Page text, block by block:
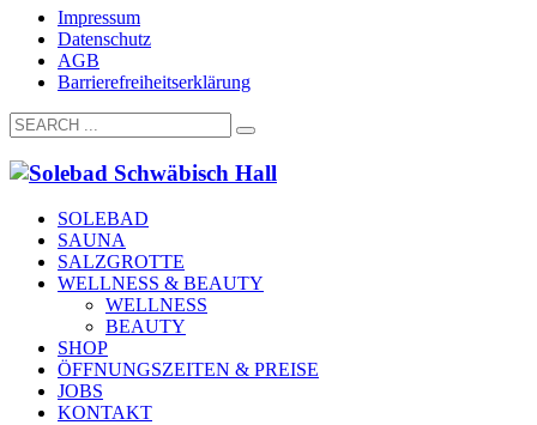
Impressum
Datenschutz
AGB
Barrierefreiheitserklärung
SOLEBAD
SAUNA
SALZGROTTE
WELLNESS & BEAUTY
WELLNESS
BEAUTY
SHOP
ÖFFNUNGSZEITEN & PREISE
JOBS
KONTAKT